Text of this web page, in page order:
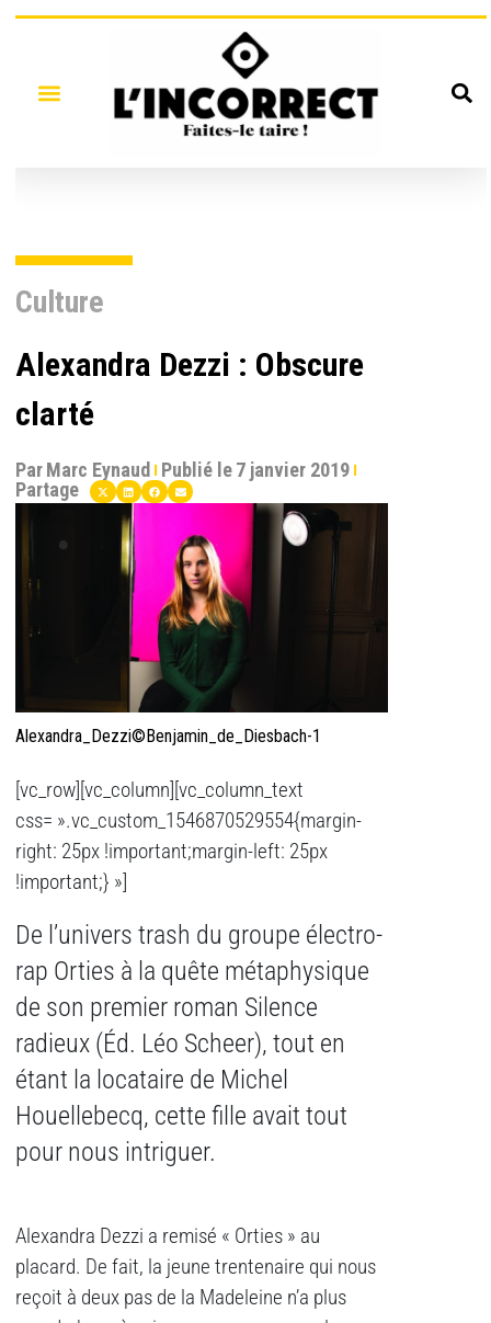
Culture
Alexandra Dezzi : Obscure
clarté
ParMarc Eynaud Publié le7 janvier 2019
Partage
Alexandra_Dezzi©Benjamin_de_Diesbach-1
[vc_row][vc_column][vc_column_text
css= ».vc_custom_1546870529554{margin-
right: 25px !important;margin-left: 25px
!important;} »]
De l’univers trash du groupe électro-
rap Orties à la quête métaphysique
de son premier roman Silence
radieux (Éd. Léo Scheer), tout en
étant la locataire de Michel
Houellebecq, cette fille avait tout
pour nous intriguer.
Alexandra Dezzi a remisé « Orties » au
placard. De fait, la jeune trentenaire qui nous
reçoit à deux pas de la Madeleine n’a plus